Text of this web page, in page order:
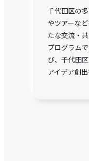
千代田区の
やツアーな
たな交流・
プログラム
び、千代田
アイデア創出